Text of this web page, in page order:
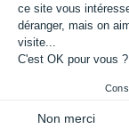
ce site vous
déranger, mais on
visite...
C'est OK pour vous ?
Non merci